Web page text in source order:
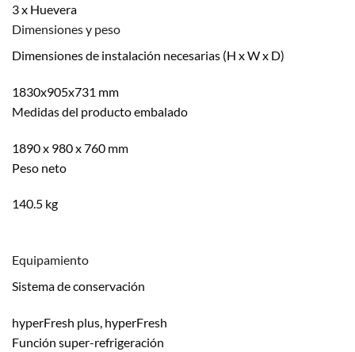
3 x Huevera
Dimensiones y peso
Dimensiones de instalación necesarias (H x W x D)
1830x905x731 mm
Medidas del producto embalado
1890 x 980 x 760 mm
Peso neto
140.5 kg
Equipamiento
Sistema de conservación
hyperFresh plus, hyperFresh
Función super-refrigeración